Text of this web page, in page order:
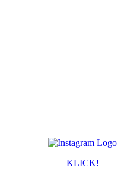
KLICK!